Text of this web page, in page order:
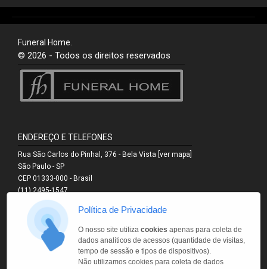
Funeral Home.
© 2026 - Todos os direitos reservados
ENDEREÇO E TELEFONES
Rua São Carlos do Pinhal, 376 - Bela Vista [ver mapa]
São Paulo - SP
CEP 01333-000 - Brasil
(11) 2495-1547
(11) 3251-0546
(11) 3251-0544
(11) 9.6853-5137
WhatsApp
Política de Privacidade
O nosso site utilizacookies apenas para coleta de
dados analíticos de acessos (quantidade de visitas,
tempo de sessão e tipos de dispositivos).
Não utilizamos cookies para coleta de dados